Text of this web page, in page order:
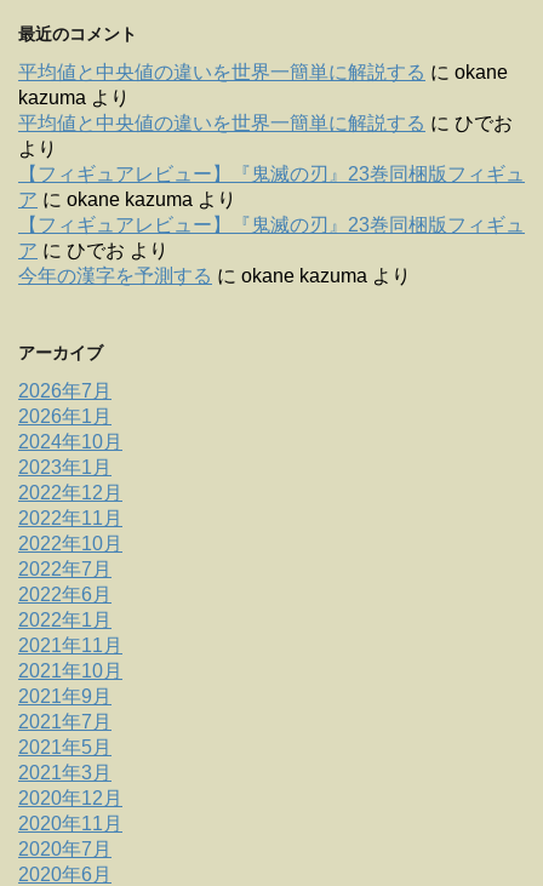
最近のコメント
平均値と中央値の違いを世界一簡単に解説する に okane
kazuma より
平均値と中央値の違いを世界一簡単に解説する に ひでお
より
【フィギュアレビュー】『鬼滅の刃』23巻同梱版フィギュ
ア に okane kazuma より
【フィギュアレビュー】『鬼滅の刃』23巻同梱版フィギュ
ア に ひでお より
今年の漢字を予測する に okane kazuma より
アーカイブ
2026年7月
2026年1月
2024年10月
2023年1月
2022年12月
2022年11月
2022年10月
2022年7月
2022年6月
2022年1月
2021年11月
2021年10月
2021年9月
2021年7月
2021年5月
2021年3月
2020年12月
2020年11月
2020年7月
2020年6月